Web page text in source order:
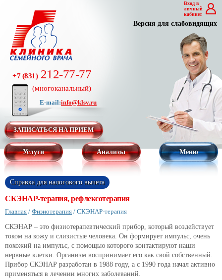
ЗАПИСАТЬСЯ НА ПРИЕМ
E-mail:info@klsv.ru
+7 (831)212-77-77
(многоканальный)
Версия для слабовидящих
Вход в
личный
кабинет
Услуги Анализы Меню
Справка для налогового вычета
СКЭНАР-терапия, рефлексотерапия
Главная / Физиотерапия / СКЭНАР-терапия
СКЭНАР – это физиотерапевтический прибор, который воздействует
током на кожу и слизистые человека. Он формирует импульс, очень
похожий на импульс, с помощью которого контактируют наши
нервные клетки. Организм воспринимает его как свой собственный.
Прибор СКЭНАР разработан в 1988 году, а с 1990 года начал активно
применяться в лечении многих заболеваний.